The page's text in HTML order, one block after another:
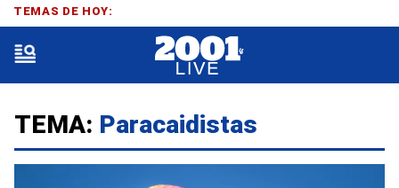
TEMA: Paracaidistas
TEMAS DE HOY: